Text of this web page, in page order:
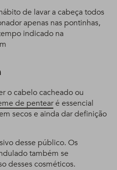
de lavar a cabeça todos
apenas nas pontinhas,
indicado na
o cabelo cacheado ou
de pentearé essencial
secos e ainda dar definição
desse público. Os
também se
desses cosméticos.